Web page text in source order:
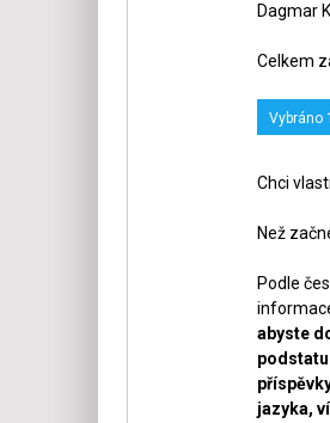
Dagmar
Celkem
Vybráno
Chci
Než
Podle
abyste
jazyka,